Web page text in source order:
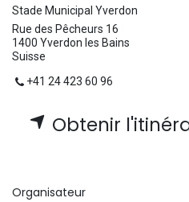
Stade Municipal Yverdon
Rue des Pêcheurs 16
1400 Yverdon les Bains
Suisse
+41 24 423 60 96
Obtenir
Organisateur